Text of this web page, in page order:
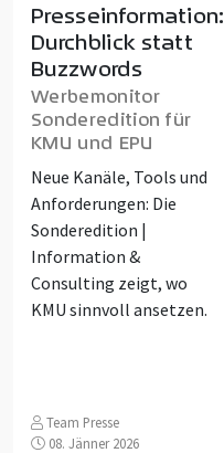
Presseinformation:
Durchblick statt
Buzzwords
Werbemonitor
Sonderedition für
KMU und EPU
Neue Kanäle, Tools und
Anforderungen: Die
Sonderedition |
Information &
Consulting zeigt, wo
KMU sinnvoll ansetzen.
Team Presse
08. Jänner 2026